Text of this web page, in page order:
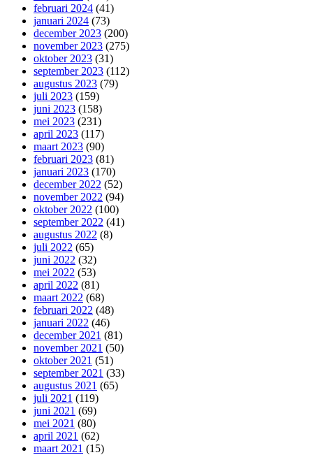
februari 2024 (41)
januari 2024 (73)
december 2023 (200)
november 2023 (275)
oktober 2023 (31)
september 2023 (112)
augustus 2023 (79)
juli 2023 (159)
juni 2023 (158)
mei 2023 (231)
april 2023 (117)
maart 2023 (90)
februari 2023 (81)
januari 2023 (170)
december 2022 (52)
november 2022 (94)
oktober 2022 (100)
september 2022 (41)
augustus 2022 (8)
juli 2022 (65)
juni 2022 (32)
mei 2022 (53)
april 2022 (81)
maart 2022 (68)
februari 2022 (48)
januari 2022 (46)
december 2021 (81)
november 2021 (50)
oktober 2021 (51)
september 2021 (33)
augustus 2021 (65)
juli 2021 (119)
juni 2021 (69)
mei 2021 (80)
april 2021 (62)
maart 2021 (15)